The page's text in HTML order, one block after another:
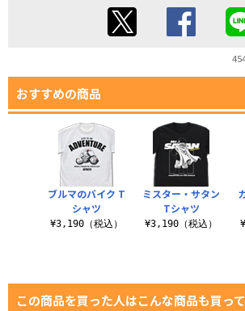
おすすめの商品
ミスター・サタン
Tシャツ
¥3,190（税込）
ブルマのバイク T
シャツ
¥3,190（税込）
この商品を買った人はこんな商品も買っ